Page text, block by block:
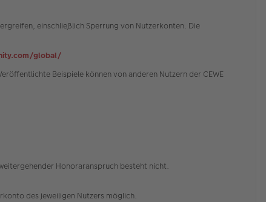
einschließlich Sperrung von Nutzerkonten. Die
global/
Beispiele können von anderen Nutzern der CEWE
Honoraranspruch besteht nicht.
des jeweiligen Nutzers möglich.